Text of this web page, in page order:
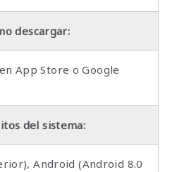
descargar:
en App Store o Google
del sistema:
Android (Android 8.0